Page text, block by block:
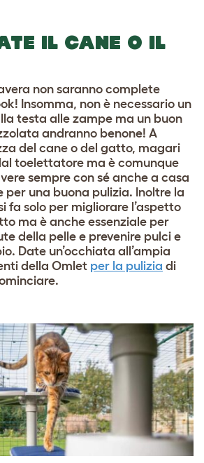
IL CANE O IL
non saranno complete
Insomma, non è necessario un
testa alle zampe ma un buon
andranno benone! A
del cane o del gatto, magari
toelettatore ma è comunque
sempre con sé anche a casa
per una buona pulizia. Inoltre la
fa solo per migliorare l’aspetto
ma è anche essenziale per
della pelle e prevenire pulci e
Date un’occhiata all’ampia
della Omlet per la pulizia di